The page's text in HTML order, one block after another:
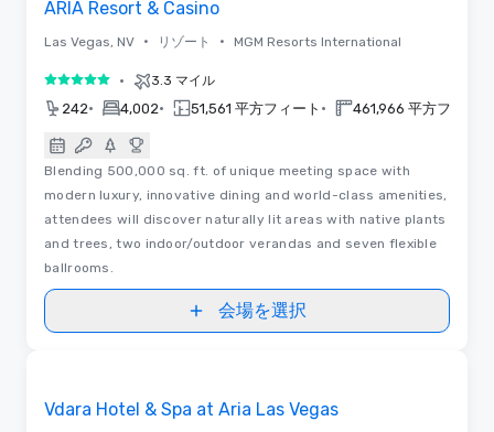
ARIA Resort & Casino
Las Vegas, NV • リゾート • MGM Resorts International
5 中の 5 • 3.3 マイル
242• 4,002• 51,561 平方フィート • 461,966 平方フィート
Blending 500,000 sq. ft. of unique meeting space with
modern luxury, innovative dining and world-class amenities,
attendees will discover naturally lit areas with native plants
and trees, two indoor/outdoor verandas and seven flexible
ballrooms.
会場を選択
Vdara Hotel & Spa at Aria Las Vegas